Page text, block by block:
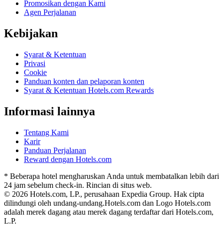
Promosikan dengan Kami
Agen Perjalanan
Kebijakan
Syarat & Ketentuan
Privasi
Cookie
Panduan konten dan pelaporan konten
Syarat & Ketentuan Hotels.com Rewards
Informasi lainnya
Tentang Kami
Karir
Panduan Perjalanan
Reward dengan Hotels.com
* Beberapa hotel mengharuskan Anda untuk membatalkan lebih dari
24 jam sebelum check-in. Rincian di situs web.
© 2026 Hotels.com, LP., perusahaan Expedia Group. Hak cipta
dilindungi oleh undang-undang.Hotels.com dan Logo Hotels.com
adalah merek dagang atau merek dagang terdaftar dari Hotels.com,
L.P.